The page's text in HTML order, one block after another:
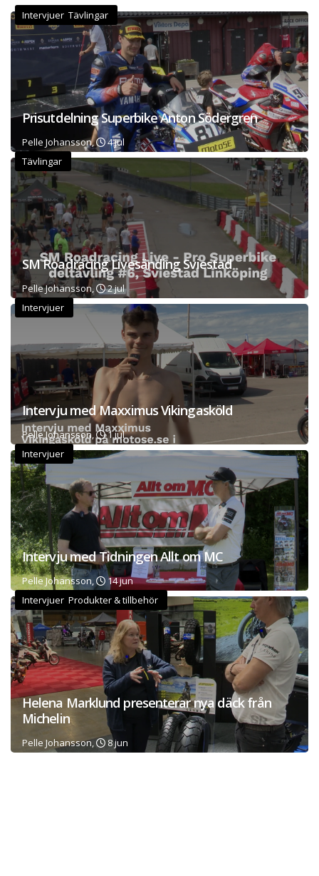
Intervjuer Tävlingar
Prisutdelning Superbike Anton Södergren
Pelle Johansson,
4 jul
Tävlingar
SM Roadracing Livesänding Sviestad
Pelle Johansson,
2 jul
Intervjuer
Intervju med Maxximus Vikingasköld
Pelle Johansson,
1 jul
Intervjuer
Intervju med Tidningen Allt om MC
Pelle Johansson,
14 jun
Intervjuer Produkter & tillbehör
Helena Marklund presenterar nya däck från
Michelin
Pelle Johansson, 8 jun